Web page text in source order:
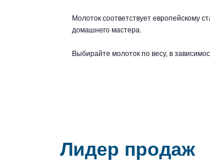
Молоток соответствует европейскому
домашнего мастера.
Выбирайте молоток по весу, в
Лидер продаж